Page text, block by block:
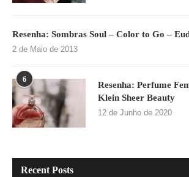
Resenha: Sombras Soul – Color to Go –
2 de Maio de 2013
6
Resenha: Perfume
Klein Sheer Beauty
12 de Junho de 2020
Recent Posts